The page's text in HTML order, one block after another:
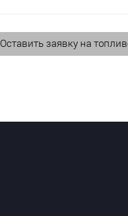
Оставить заявку на